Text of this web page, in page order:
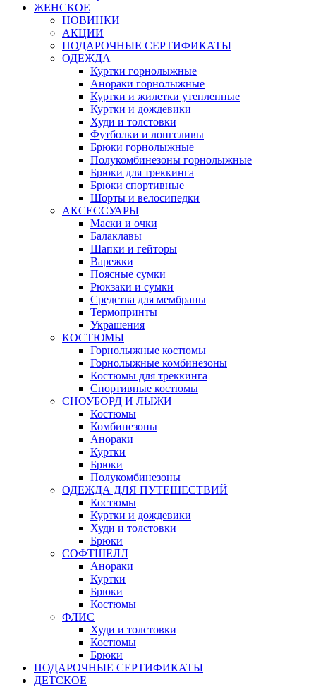
ЖЕНСКОЕ
НОВИНКИ
АКЦИИ
ПОДАРОЧНЫЕ СЕРТИФИКАТЫ
ОДЕЖДА
Куртки горнолыжные
Анораки горнолыжные
Куртки и жилетки утепленные
Куртки и дождевики
Худи и толстовки
Футболки и лонгсливы
Брюки горнолыжные
Полукомбинезоны горнолыжные
Брюки для треккинга
Брюки спортивные
Шорты и велосипедки
АКСЕССУАРЫ
Маски и очки
Балаклавы
Шапки и гейторы
Варежки
Поясные сумки
Рюкзаки и сумки
Средства для мембраны
Термопринты
Украшения
КОСТЮМЫ
Горнолыжные костюмы
Горнолыжные комбинезоны
Костюмы для треккинга
Спортивные костюмы
СНОУБОРД И ЛЫЖИ
Костюмы
Комбинезоны
Анораки
Куртки
Брюки
Полукомбинезоны
ОДЕЖДА ДЛЯ ПУТЕШЕСТВИЙ
Костюмы
Куртки и дождевики
Худи и толстовки
Брюки
СОФТШЕЛЛ
Анораки
Куртки
Брюки
Костюмы
ФЛИС
Худи и толстовки
Костюмы
Брюки
ПОДАРОЧНЫЕ СЕРТИФИКАТЫ
ДЕТСКОЕ